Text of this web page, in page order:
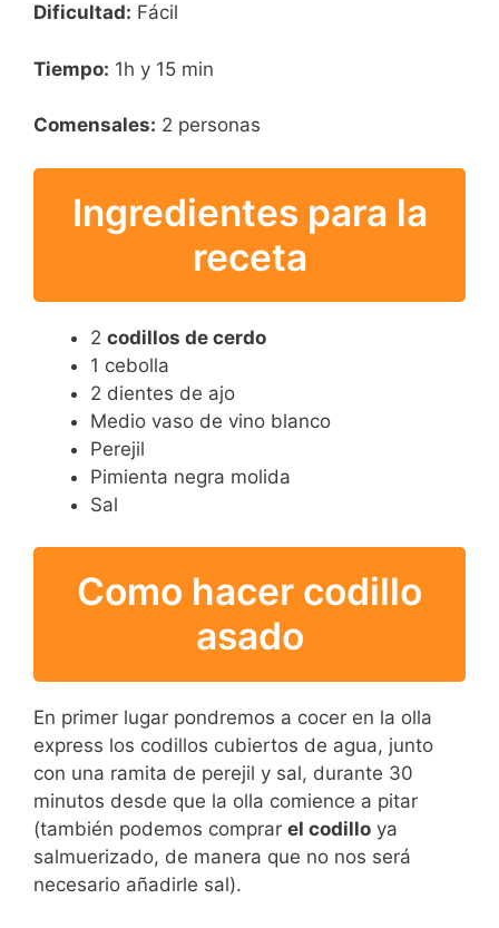
Dificultad: Fácil
Tiempo: 1h y 15 min
Comensales: 2 personas
Ingredientes para la
receta
2 codillos de cerdo
1 cebolla
2 dientes de ajo
Medio vaso de vino blanco
Perejil
Pimienta negra molida
Sal
Como hacer codillo
asado
En primer lugar pondremos a cocer en la olla
express los codillos cubiertos de agua, junto
con una ramita de perejil y sal, durante 30
minutos desde que la olla comience a pitar
(también podemos comprar el codillo ya
salmuerizado, de manera que no nos será
necesario añadirle sal).